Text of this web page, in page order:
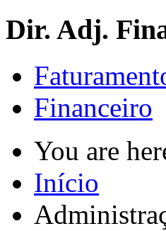
Dir. Adj.
Financeiro
You are
Início